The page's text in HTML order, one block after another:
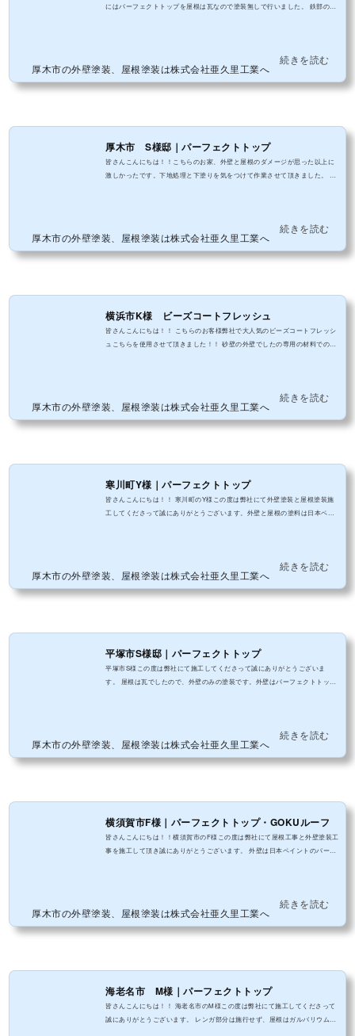
にはパーフェクトトップを屋根は瓦なので塗装無しで行いました。 鉄部のケ
続きを読む
厚木市の外壁塗装、屋根塗装は株式会社亜久里工業へ
厚木市 S様邸｜パーフェクトトップ
皆さんこんにちは！！こちらのお家、外壁と屋根のダメージが思った以上に
激しかったです。下地処理と下塗りを気をつけて作業させて頂きました。 材
続きを読む
厚木市の外壁塗装、屋根塗装は株式会社亜久里工業へ
横浜市K様 ビーズコートフレッシュ
皆さんこんにちは！！ こちらのお客様弊社で大人気のビーズコートフレッシ
ュこちらを使用させて頂きました！！ 砂壁の外壁でしたの専用の材料でのご
続きを読む
厚木市の外壁塗装、屋根塗装は株式会社亜久里工業へ
寒川町Y様｜パーフェクトトップ
皆さんこんにちは！！ 寒川町のY様この度は弊社にて外壁塗装と屋根塗装施
工してくださって誠にありがとうございます。外壁と屋根の塗料は日本ペイ
続きを読む
厚木市の外壁塗装、屋根塗装は株式会社亜久里工業へ
平塚市S様邸｜パーフェクトトップ
平塚市S様この度は弊社にて施工してくださって誠にありがとうございま
す。 屋根は瓦でしたので、外壁のみの塗装です。外壁はパーフェクトトップ
続きを読む
厚木市の外壁塗装、屋根塗装は株式会社亜久里工業へ
横須賀市F様｜パーフェクトトップ・GOKUルーフ
皆さんこんにちは！！横須賀市のF様この度は弊社にて屋根工事と外壁塗装工
事を施工して頂き誠にありがとうございます。 外壁は日本ペイントのパーフ
続きを読む
厚木市の外壁塗装、屋根塗装は株式会社亜久里工業へ
海老名市 M様｜パーフェクトトップ
皆さんこんにちは！！ 海老名市のM様この度は弊社にて施工してくださって
誠にありがとうございます。 レンガ部分は施行せず、屋根はガルバリウム屋